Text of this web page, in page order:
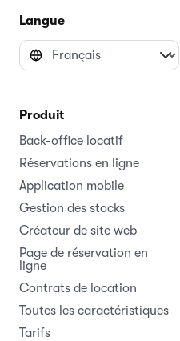
Langue
Produit
Back-office locatif
Réservations en ligne
Application mobile
Gestion des stocks
Créateur de site web
Page de réservation en
ligne
Contrats de location
Toutes les caractéristiques
Tarifs